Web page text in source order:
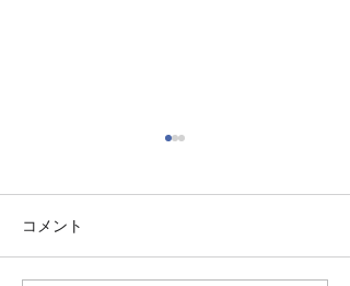
コメント